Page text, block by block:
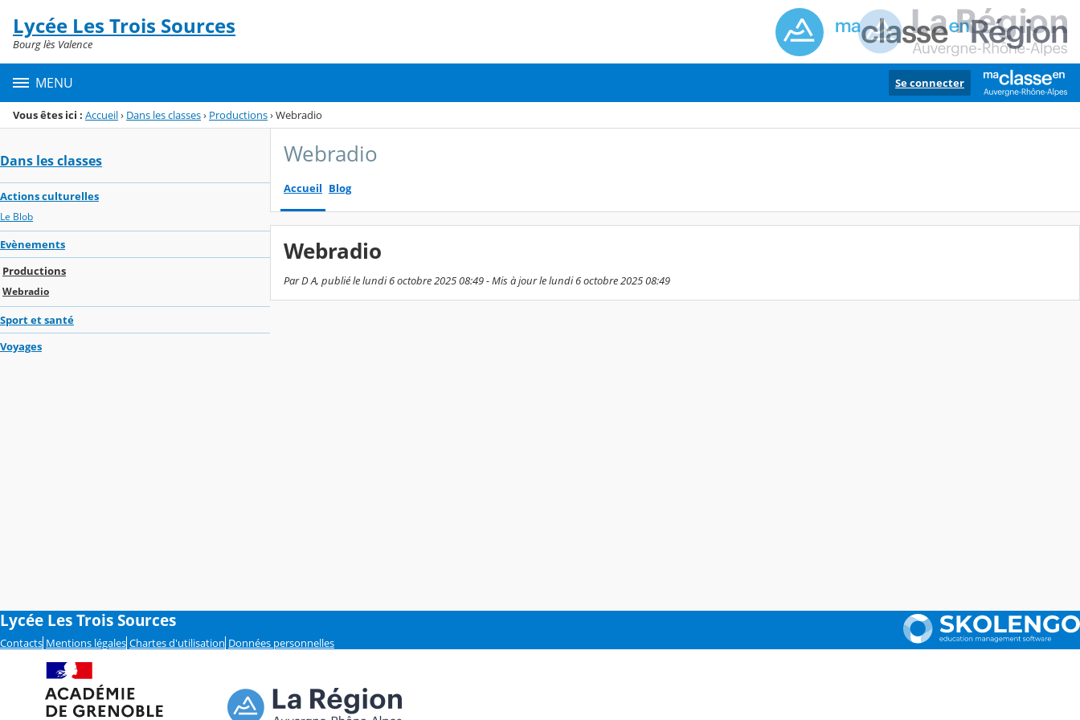
Menu de la rubrique
Contenu
Lycée Les Trois Sources
Bourg lès Valence
MENU Se connecter
Vous êtes ici : Accueil› Dans les classes› Productions›Webradio
Dans les classes
Actions culturelles
Le Blob
Evènements
Productions
Webradio
Sport et santé
Voyages
Webradio
Accueil Blog
Webradio
Par D A, publié le lundi 6 octobre 2025 08:49 - Mis à jour le lundi 6 octobre 2025 08:49
Lycée Les Trois Sources
Contacts Mentions légales Chartes d'utilisation Données personnelles